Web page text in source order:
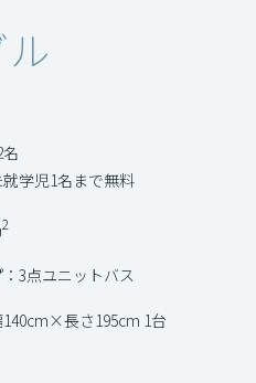
学児1名まで無料
2
3点ユニットバス
長さ195cm 1台